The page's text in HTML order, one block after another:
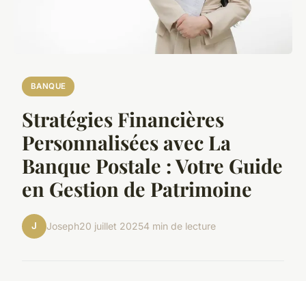
BANQUE
Stratégies Financières
Personnalisées avec La
Banque Postale : Votre Guide
en Gestion de Patrimoine
J Joseph20 juillet 20254 min de lecture